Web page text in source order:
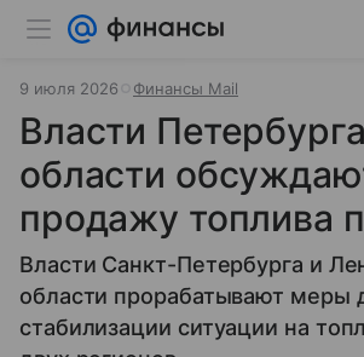
9 июля 2026 Финансы Mail
Власти
области
продажу топлива
Власти Санкт-Петербурга и
области прорабатывают меры
стабилизации ситуации на